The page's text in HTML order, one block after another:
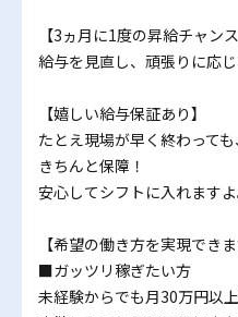
【3ヵ月に1度の昇給チャンス
給与を見直し、頑張りに応
【嬉しい給与保証あり】
たとえ現場が早く終わって
きちんと保障！
安心してシフトに入れますよ
【希望の働き方を実現できま
■ガッツリ稼ぎたい方
未経験からでも月30万円以上